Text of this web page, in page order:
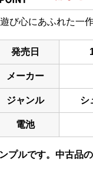
び心にあふれた一作
発売日
メーカー
ジャンル シ
電池
プルです。中古品